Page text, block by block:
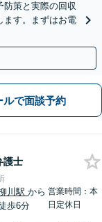
防策と実際の回収
ます。まずはお電
ルで面談予約
護士
川駅から
歩6分
営業時間：本
日定休日